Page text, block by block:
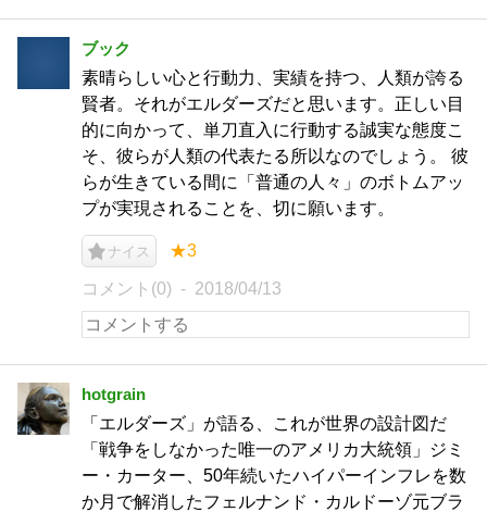
ブック
素晴らしい心と行動力、実績を持つ、人類が誇る
賢者。それがエルダーズだと思います。正しい目
的に向かって、単刀直入に行動する誠実な態度こ
そ、彼らが人類の代表たる所以なのでしょう。 彼
らが生きている間に「普通の人々」のボトムアッ
プが実現されることを、切に願います。
ナイス ★3
コメント(0) 2018/04/13
hotgrain
「エルダーズ」が語る、これが世界の設計図だ
「戦争をしなかった唯一のアメリカ大統領」ジミ
ー・カーター、50年続いたハイパーインフレを数
か月で解消したフェルナンド・カルドーゾ元ブラ